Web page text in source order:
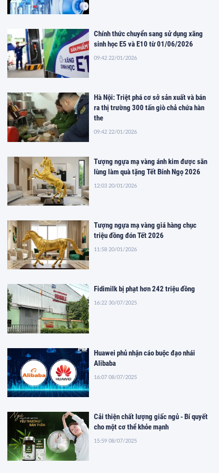
Chính thức chuyển sang sử dụng xăng
sinh học E5 và E10 từ 01/06/2026
09:42 22/01/2026
Hà Nội: Triệt phá cơ sở sản xuất và bán
ra thị trường 300 tấn giò chả chứa hàn
the
09:42 22/01/2026
Tượng ngựa mạ vàng ánh kim được săn
lùng làm quà tặng Tết Bính Ngọ 2026
12:03 20/01/2026
Tượng ngựa mạ vàng giá hàng chục
triệu đồng đón Tết 2026
11:58 20/01/2026
Fidimilk bị phạt hơn 242 triệu đồng
16:22 30/07/2025
Huawei phủ nhận cáo buộc đạo nhái
Alibaba
16:07 08/07/2025
Cải thiện chất lượng giấc ngủ - Bí quyết
cho một cơ thể khỏe mạnh
15:59 08/07/2025